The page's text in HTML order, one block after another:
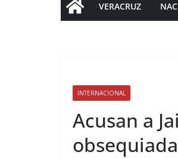
VERACRUZ
INTERNACIONAL
Acusan a